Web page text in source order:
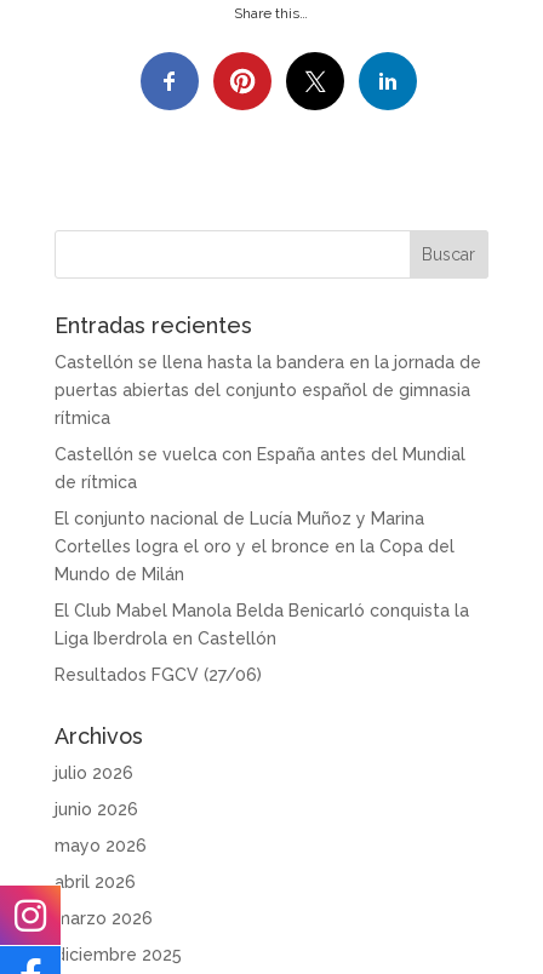
Share this…
Entradas recientes
Castellón se llena hasta la bandera en la jornada de
puertas abiertas del conjunto español de gimnasia
rítmica
Castellón se vuelca con España antes del Mundial
de rítmica
El conjunto nacional de Lucía Muñoz y Marina
Cortelles logra el oro y el bronce en la Copa del
Mundo de Milán
El Club Mabel Manola Belda Benicarló conquista la
Liga Iberdrola en Castellón
Resultados FGCV (27/06)
Archivos
julio 2026
junio 2026
mayo 2026
abril 2026
marzo 2026
diciembre 2025